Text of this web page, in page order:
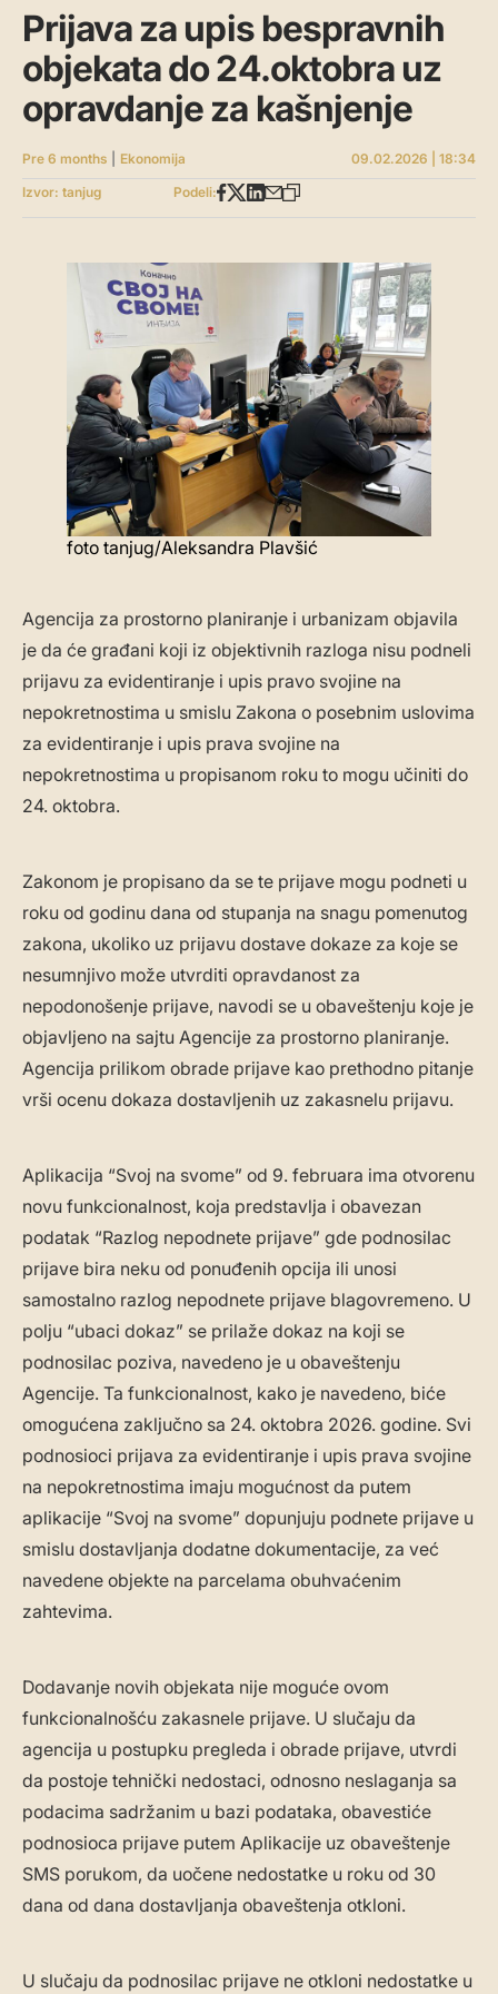
Prijava za upis bespravnih
objekata do 24.oktobra uz
opravdanje za kašnjenje
Pre 6 months Ekonomija
09.02.2026 | 18:34
Izvor: tanjug
Podeli:
foto tanjug/Aleksandra Plavšić
Agencija za prostorno planiranje i urbanizam objavila
je da će građani koji iz objektivnih razloga nisu podneli
prijavu za evidentiranje i upis pravo svojine na
nepokretnostima u smislu Zakona o posebnim uslovima
za evidentiranje i upis prava svojine na
nepokretnostima u propisanom roku to mogu učiniti do
24. oktobra.
Zakonom je propisano da se te prijave mogu podneti u
roku od godinu dana od stupanja na snagu pomenutog
zakona, ukoliko uz prijavu dostave dokaze za koje se
nesumnjivo može utvrditi opravdanost za
nepodonošenje prijave, navodi se u obaveštenju koje je
objavljeno na sajtu Agencije za prostorno planiranje.
Agencija prilikom obrade prijave kao prethodno pitanje
vrši ocenu dokaza dostavljenih uz zakasnelu prijavu.
Aplikacija “Svoj na svome” od 9. februara ima otvorenu
novu funkcionalnost, koja predstavlja i obavezan
podatak “Razlog nepodnete prijave” gde podnosilac
prijave bira neku od ponuđenih opcija ili unosi
samostalno razlog nepodnete prijave blagovremeno. U
polju “ubaci dokaz” se prilaže dokaz na koji se
podnosilac poziva, navedeno je u obaveštenju
Agencije. Ta funkcionalnost, kako je navedeno, biće
omogućena zaključno sa 24. oktobra 2026. godine. Svi
podnosioci prijava za evidentiranje i upis prava svojine
na nepokretnostima imaju mogućnost da putem
aplikacije “Svoj na svome” dopunjuju podnete prijave u
smislu dostavljanja dodatne dokumentacije, za već
navedene objekte na parcelama obuhvaćenim
zahtevima.
Dodavanje novih objekata nije moguće ovom
funkcionalnošću zakasnele prijave. U slučaju da
agencija u postupku pregleda i obrade prijave, utvrdi
da postoje tehnički nedostaci, odnosno neslaganja sa
podacima sadržanim u bazi podataka, obavestiće
podnosioca prijave putem Aplikacije uz obaveštenje
SMS porukom, da uočene nedostatke u roku od 30
dana od dana dostavljanja obaveštenja otkloni.
U slučaju da podnosilac prijave ne otkloni nedostatke u